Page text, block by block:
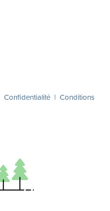
Confidentialité | Conditions